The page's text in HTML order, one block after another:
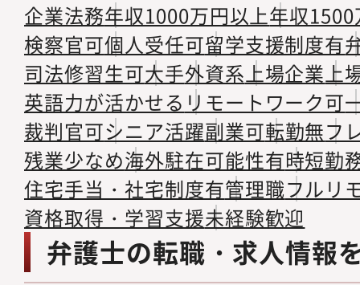
企業法務年収1000万円以上年収
検察官可個人受任可留学支援制度有
司法修習生可大手外資系上場企業上
英語力が活かせる リモートワーク可
裁判官可シニア活躍副業可転勤無フ
残業少なめ海外駐在可能性有時短勤
住宅手当・社宅制度有管理職フルリ
資格取得・学習支援未経験歓迎
弁護士の転職・求人情報